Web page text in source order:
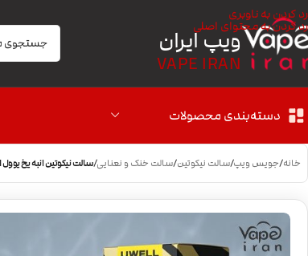
رد کردن به ناوبری
رد کردن به محتوای اصلی
ویپ ایران
VAPE IRAN
دسته‌بندی محصولات
خانه/جویس ویپ/سالت نیکوتین/سالت خنک و نعنایی/سالت نیکوتین انبه یخ یوول Uwell Mango Ice 10ml